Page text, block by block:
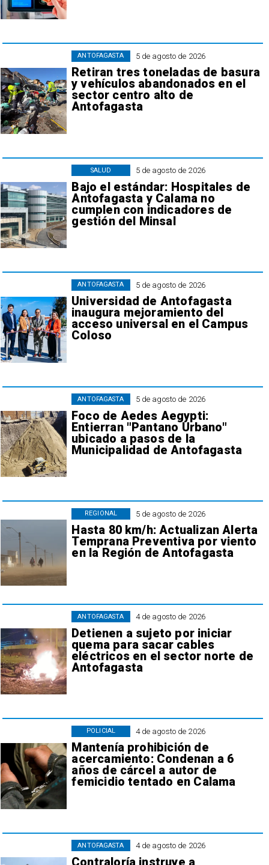
5 de agosto de 2026
Retiran tres toneladas de basura
y vehículos abandonados en el
sector centro alto de
Antofagasta
ANTOFAGASTA
5 de agosto de 2026
Bajo el estándar: Hospitales de
Antofagasta y Calama no
cumplen con indicadores de
gestión del Minsal
SALUD
5 de agosto de 2026
Universidad de Antofagasta
inaugura mejoramiento del
acceso universal en el Campus
Coloso
ANTOFAGASTA
5 de agosto de 2026
Foco de Aedes Aegypti:
Entierran "Pantano Urbano"
ubicado a pasos de la
Municipalidad de Antofagasta
ANTOFAGASTA
5 de agosto de 2026
Hasta 80 km/h: Actualizan Alerta
Temprana Preventiva por viento
en la Región de Antofagasta
REGIONAL
4 de agosto de 2026
Detienen a sujeto por iniciar
quema para sacar cables
eléctricos en el sector norte de
Antofagasta
ANTOFAGASTA
4 de agosto de 2026
Mantenía prohibición de
acercamiento: Condenan a 6
años de cárcel a autor de
femicidio tentado en Calama
POLICIAL
4 de agosto de 2026
Contraloría instruye a
ANTOFAGASTA